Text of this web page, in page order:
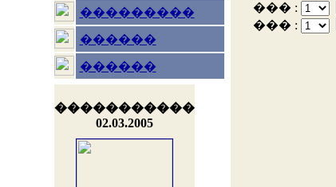
���������
������
������
�����������
02.03.2005
��� :
��� :